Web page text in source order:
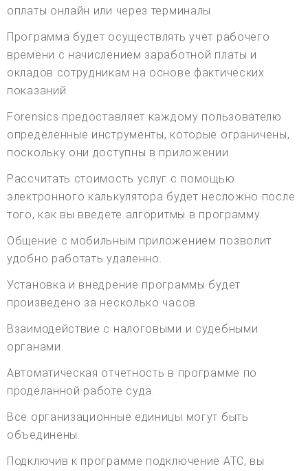
оплаты онлайн или через терминалы.
Программа будет осуществлять учет рабочего
времени с начислением заработной платы и
окладов сотрудникам на основе фактических
показаний.
Forensics предоставляет каждому пользователю
определенные инструменты, которые ограничены,
поскольку они доступны в приложении.
Рассчитать стоимость услуг с помощью
электронного калькулятора будет несложно после
того, как вы введете алгоритмы в программу.
Общение с мобильным приложением позволит
удобно работать удаленно.
Установка и внедрение программы будет
произведено за несколько часов.
Взаимодействие с налоговыми и судебными
органами.
Автоматическая отчетность в программе по
проделанной работе суда.
Все организационные единицы могут быть
объединены.
Подключив к программе подключение АТС, вы